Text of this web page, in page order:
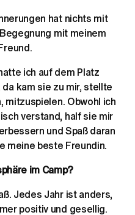
hat nichts mit
mit meinem
ich auf dem Platz
kam sie zu mir, stellte
mitzuspielen. Obwohl ich
verstand, half sie mir
und Spaß daran
meine beste Freundin.
im Camp?
Jedes Jahr ist anders,
positiv und gesellig.